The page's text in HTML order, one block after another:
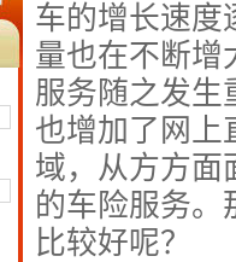
车的增长速度
量也在不断增
服务随之发生
也增加了网上
域，从方方面
的车险服务。
比较好呢？